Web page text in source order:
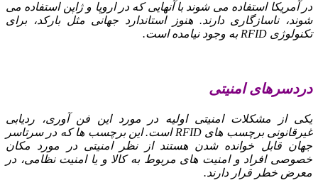
در آمریکا استفاده می شوند با آنهایی که در اروپا و ژاپن استفاده می
شوند، ناسازگاری دارند. هنوز استاندارد جهانی مثل بارکد، برای
تکنولوژی RFID به وجود نیامده است.
دردسرهای امنیتی
یکی از مشکلات امنیتی اولیه در مورد این فن آوری، ردیابی
غیرقانونی برچسب های RFID است. این برچسب ها که در سرتاسر
جهان قابل خوانده شدن هستند از نظر امنیتی در مورد مکان
خصوصی افراد و امنیت های مربوط به کالا و یا امنیت نظامی، در
معرض خطر قرار دارند.